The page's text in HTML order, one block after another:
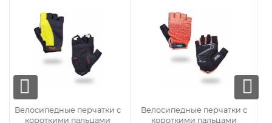
с
Велосипедные перчатки с
короткими пальцами
Велосипедные
короткими